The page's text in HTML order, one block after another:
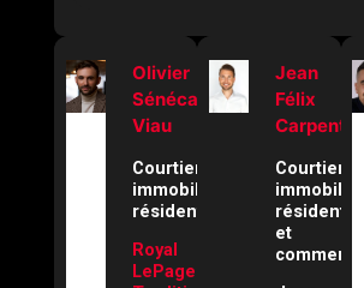
Olivier
Sénécal-
Viau
Courtier
immobilier
résidentiel
Royal
LePage
Jean
Félix
Carpentier
Courtier
immobilier
résidentiel
et
commercial